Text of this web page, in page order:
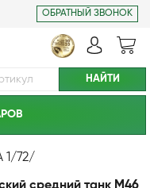
ОБРАТНЫЙ ЗВОНОК
1/72/